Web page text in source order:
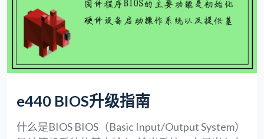
e440 BIOS升级指南
什么是BIOS BIOS（Basic Input/Output System）